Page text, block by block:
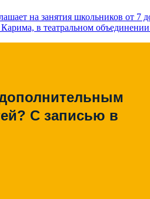
на занятия школьников от 7
в театральном
С записью в